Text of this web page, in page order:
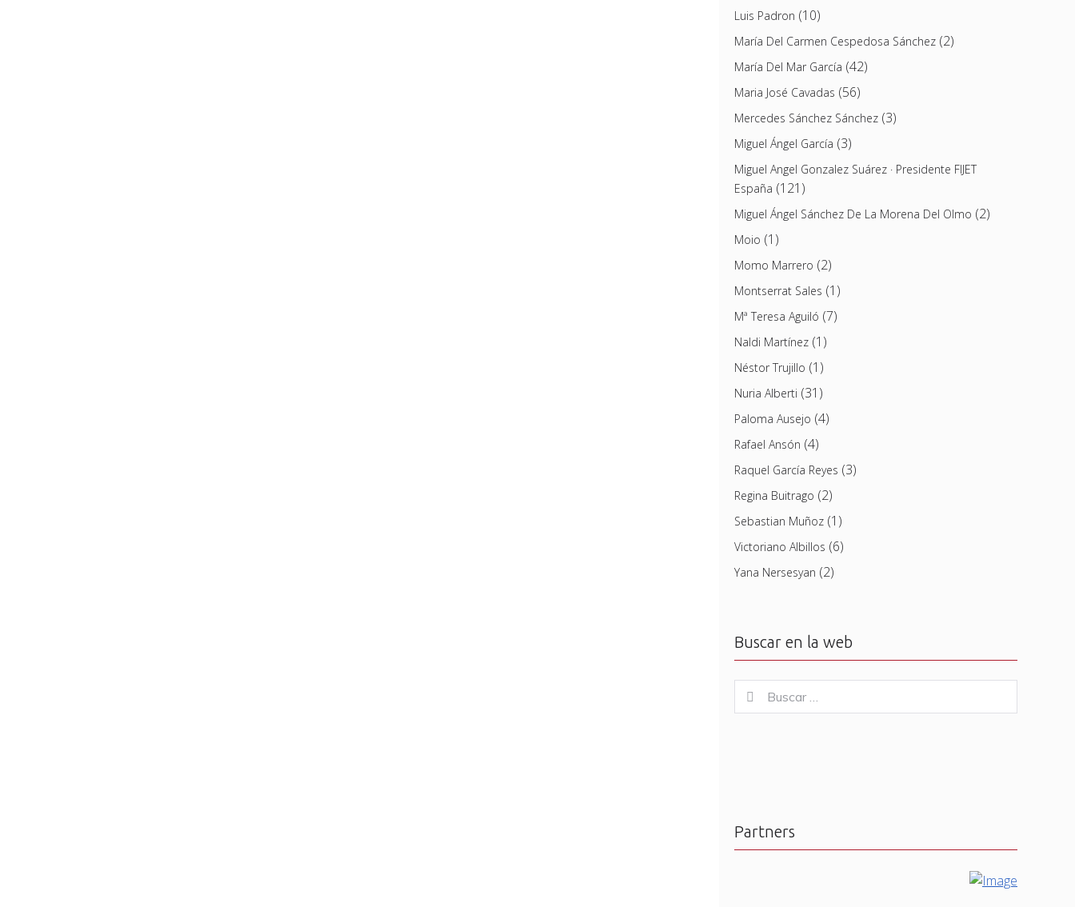
Luis Padron (10)
María Del Carmen Cespedosa Sánchez(2)
María Del Mar García (42)
Maria José Cavadas (56)
Mercedes Sánchez Sánchez(3)
Miguel Ángel García (3)
Miguel Angel Gonzalez Suárez · Presidente FIJET
España (121)
Miguel Ángel Sánchez De La Morena Del Olmo (2)
Moio (1)
Momo Marrero (2)
Montserrat Sales (1)
Mª Teresa Aguiló (7)
Naldi Martínez(1)
Néstor Trujillo (1)
Nuria Alberti (31)
Paloma Ausejo (4)
Rafael Ansón (4)
Raquel García Reyes (3)
Regina Buitrago (2)
Sebastian Muñoz(1)
Victoriano Albillos (6)
Yana Nersesyan (2)
Buscar en la web
for:
Buscar
Partners